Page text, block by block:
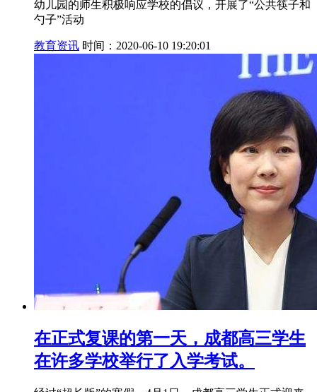
幼儿园的师生积极响应学校的倡议，开展了“公共筷子和
勺子”活动
教育资讯 时间：2020-06-10 19:20:01
在正式复课的第一天，成都高三学生
在许多学校举行了入学考试。